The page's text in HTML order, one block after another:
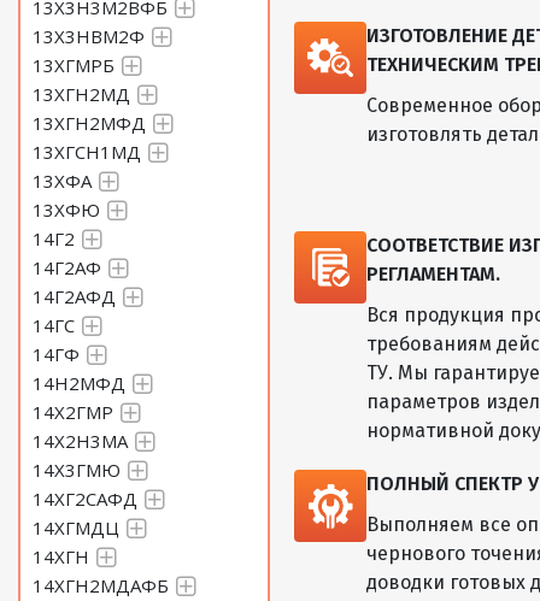
13Х3Н3М2ВФБ
13Х3НВМ2Ф
13ХГМРБ
13ХГН2МД
13ХГН2МФД
13ХГСН1МД
13ХФА
13ХФЮ
14Г2
14Г2АФ
14Г2АФД
14ГС
14ГФ
14Н2МФД
14Х2ГМР
14Х2Н3МА
14Х3ГМЮ
14ХГ2САФД
14ХГМДЦ
14ХГН
14ХГН2МДАФБ
ИЗГОТОВЛЕНИЕ
ТЕХНИЧЕСКИМ
Современное
изготовлять
СООТВЕТСТВИЕ
РЕГЛАМЕНТАМ.
Вся продукция
требованиям
ТУ. Мы
параметров
нормативной
ПОЛНЫЙ СПЕКТР
Выполняем все
чернового
доводки готовых